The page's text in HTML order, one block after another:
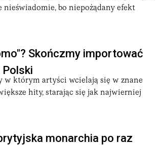
nieświadomie, bo niepożądany efekt
Skończmy importować
Polski
w którym artyści wcielają się w znane
hity, starając się jak najwierniej
monarchia po raz